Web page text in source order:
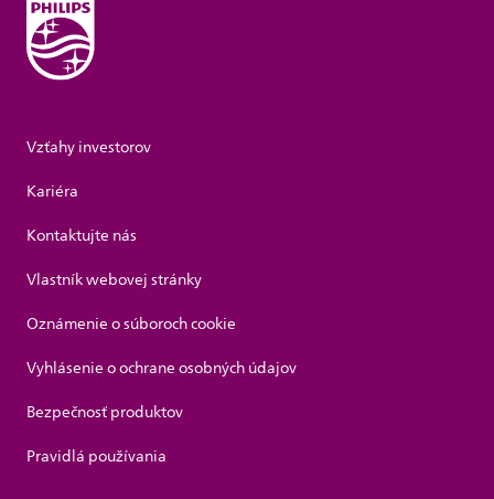
Vzťahy investorov
Kariéra
Kontaktujte nás
Vlastník webovej stránky
Oznámenie o súboroch cookie
Vyhlásenie o ochrane osobných údajov
Bezpečnosť produktov
Pravidlá používania